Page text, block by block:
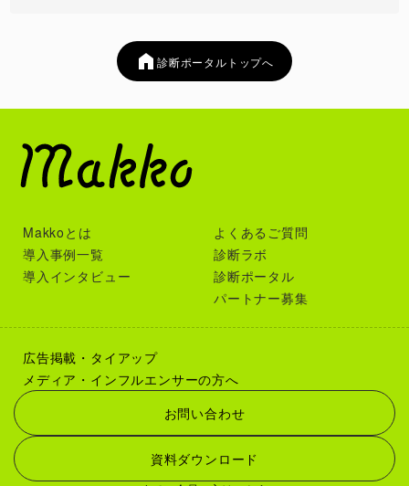
診断ポータルトップへ
Makkoとは
導入事例一覧
導入インタビュー
よくあるご質問
診断ラボ
診断ポータル
パートナー募集
広告掲載・タイアップ
メディア・インフルエンサーの方へ
お問い合わせ
資料ダウンロード